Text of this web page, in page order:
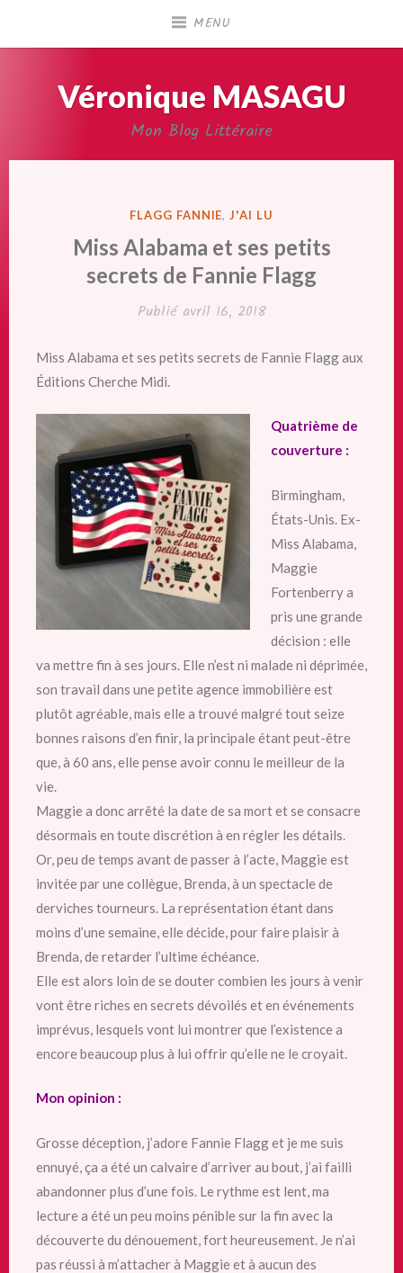
MENU
Véronique MASAGU
Mon Blog Littéraire
PUBLIÉ
FLAGG FANNIE,J'AI LU
Miss Alabama et ses petits
secrets de Fannie Flagg
Publié avril 16, 2018
Miss Alabama et ses petits secrets de Fannie Flagg aux
Éditions Cherche Midi.
Quatrième de
couverture :
Birmingham,
États-Unis. Ex-
Miss Alabama,
Maggie
Fortenberry a
pris une grande
décision : elle
va mettre fin à ses jours. Elle n’est ni malade ni déprimée,
son travail dans une petite agence immobilière est
plutôt agréable, mais elle a trouvé malgré tout seize
bonnes raisons d’en finir, la principale étant peut-être
que, à 60 ans, elle pense avoir connu le meilleur de la
vie.
Maggie a donc arrêté la date de sa mort et se consacre
désormais en toute discrétion à en régler les détails.
Or, peu de temps avant de passer à l’acte, Maggie est
invitée par une collègue, Brenda, à un spectacle de
derviches tourneurs. La représentation étant dans
moins d’une semaine, elle décide, pour faire plaisir à
Brenda, de retarder l’ultime échéance.
Elle est alors loin de se douter combien les jours à venir
vont être riches en secrets dévoilés et en événements
imprévus, lesquels vont lui montrer que l’existence a
encore beaucoup plus à lui offrir qu’elle ne le croyait.
Mon opinion :
Grosse déception, j’adore Fannie Flagg et je me suis
ennuyé, ça a été un calvaire d’arriver au bout, j’ai failli
abandonner plus d’une fois. Le rythme est lent, ma
lecture a été un peu moins pénible sur la fin avec la
découverte du dénouement, fort heureusement. Je n’ai
pas réussi à m’attacher à Maggie et à aucun des